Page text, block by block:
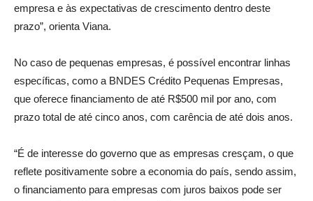
empresa e às expectativas de crescimento dentro deste
prazo”, orienta Viana.
No caso de pequenas empresas, é possível encontrar linhas
específicas, como a BNDES Crédito Pequenas Empresas,
que oferece financiamento de até R$500 mil por ano, com
prazo total de até cinco anos, com carência de até dois anos.
“É de interesse do governo que as empresas cresçam, o que
reflete positivamente sobre a economia do país, sendo assim,
o financiamento para empresas com juros baixos pode ser